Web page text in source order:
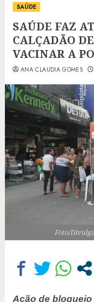
SAÚDE
SAÚDE FAZ
CALÇADÃO
VACINAR A
ANA CLAUDIA GOMES
Foto/
Ação de